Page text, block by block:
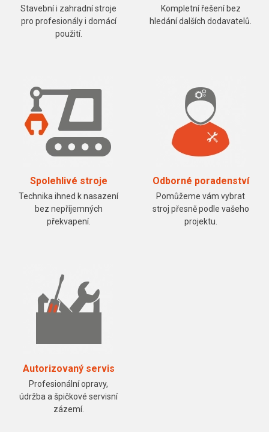
Stavební i zahradní stroje
pro profesionály i domácí
použití.
Kompletní řešení bez
hledání dalších dodavatelů.
Spolehlivé stroje
Technika ihned k nasazení
bez nepříjemných
překvapení.
Odborné poradenství
Pomůžeme vám vybrat
stroj přesně podle vašeho
projektu.
Autorizovaný servis
Profesionální opravy,
údržba a špičkové servisní
zázemí.